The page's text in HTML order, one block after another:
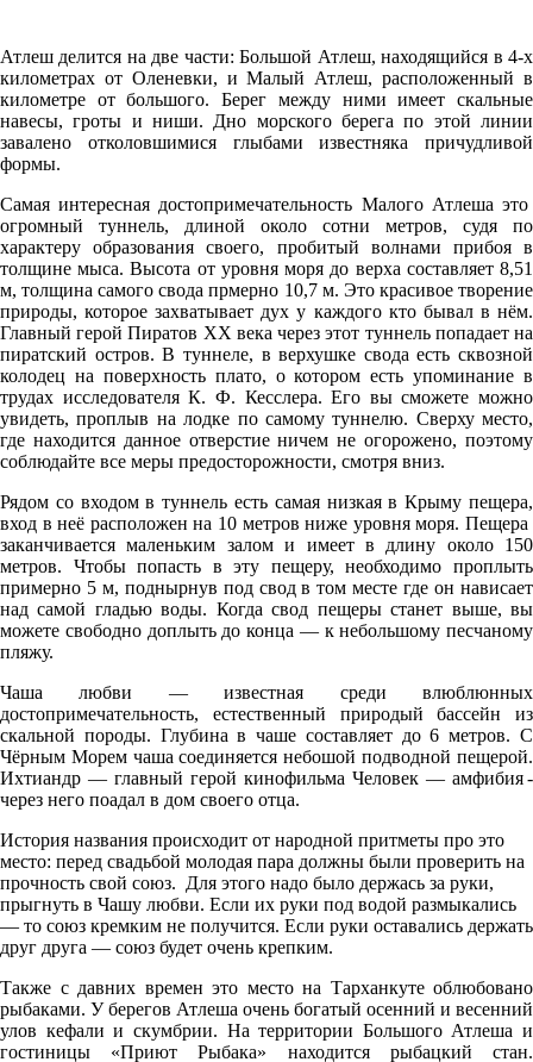
Атлеш делится на две части: Большой Атлеш, находящийся в 4-х
километрах от Оленевки, и Малый Атлеш, расположенный в
километре от большого. Берег между ними имеет скальные
навесы, гроты и ниши. Дно морского берега по этой линии
завалено отколовшимися глыбами известняка причудливой
формы.
Самая интересная достопримечательность Малого Атлеша это
огромный туннель, длиной около сотни метров, судя по
характеру образования своего, пробитый волнами прибоя в
толщине мыса. Высота от уровня моря до верха составляет 8,51
м, толщина самого свода прмерно 10,7 м. Это красивое творение
природы, которое захватывает дух у каждого кто бывал в нём.
Главный герой Пиратов XX века через этот туннель попадает на
пиратский остров. В туннеле, в верхушке свода есть сквозной
колодец на поверхность плато, о котором есть упоминание в
трудах исследователя К. Ф. Кесслера. Его вы сможете можно
увидеть, проплыв на лодке по самому туннелю. Сверху место,
где находится данное отверстие ничем не огорожено, поэтому
соблюдайте все меры предосторожности, смотря вниз.
Рядом со входом в туннель есть самая низкая в Крыму пещера,
вход в неё расположен на 10 метров ниже уровня моря. Пещера
заканчивается маленьким залом и имеет в длину около 150
метров. Чтобы попасть в эту пещеру, необходимо проплыть
примерно 5 м, поднырнув под свод в том месте где он нависает
над самой гладью воды. Когда свод пещеры станет выше, вы
можете свободно доплыть до конца — к небольшому песчаному
пляжу.
Чаша любви — известная среди влюблюнных
достопримечательность, естественный природый бассейн из
скальной породы. Глубина в чаше составляет до 6 метров. С
Чёрным Морем чаша соединяется небошой подводной пещерой.
Ихтиандр — главный герой кинофильма Человек — амфибия -
через него поадал в дом своего отца.
История названия происходит от народной притметы про это
место: перед свадьбой молодая пара должны были проверить на
прочность свой союз. Для этого надо было держась за руки,
прыгнуть в Чашу любви. Если их руки под водой размыкались
— то союз кремким не получится. Если руки оставались держать
друг друга — союз будет очень крепким.
Также с давних времен это место на Тарханкуте облюбовано
рыбаками. У берегов Атлеша очень богатый осенний и весенний
улов кефали и скумбрии. На территории Большого Атлеша и
гостиницы «Приют Рыбака» находится рыбацкий стан.